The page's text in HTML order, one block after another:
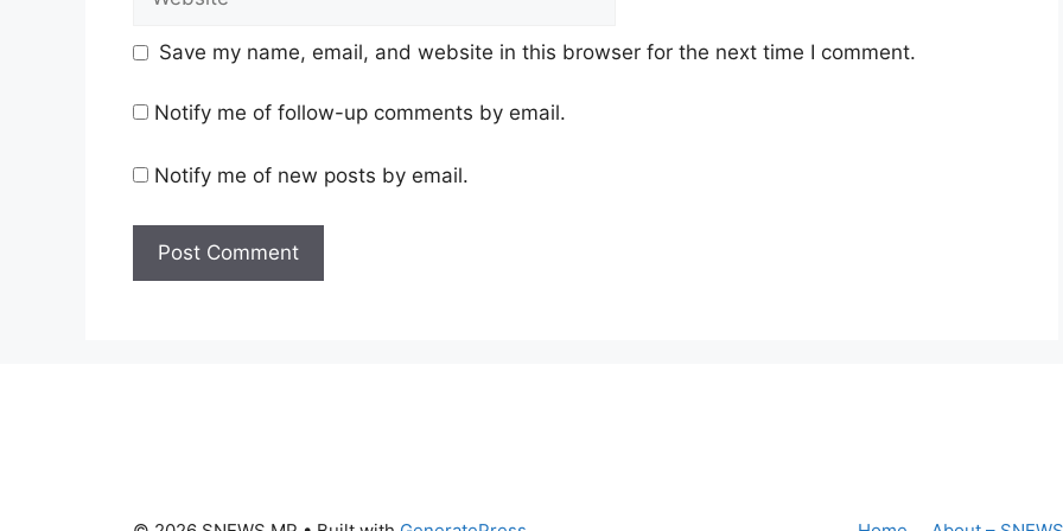
Save my name, email, and website in this browser for the next time I comment.
Notify me of follow-up comments by email.
Notify me of new posts by email.